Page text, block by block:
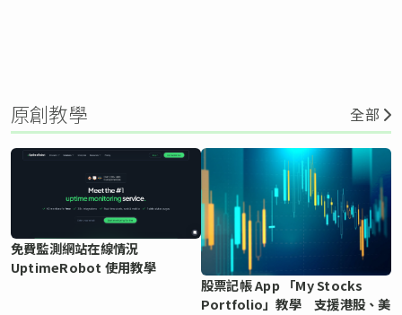
原創教學 全部
免費監測網站在線情況
UptimeRobot 使用教學
股票記帳 App 「My Stocks
Portfolio」教學 支援港股、美